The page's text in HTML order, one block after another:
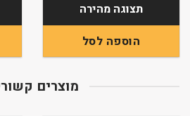
תצוגה מהירה
הוספה לסל
מוצרים